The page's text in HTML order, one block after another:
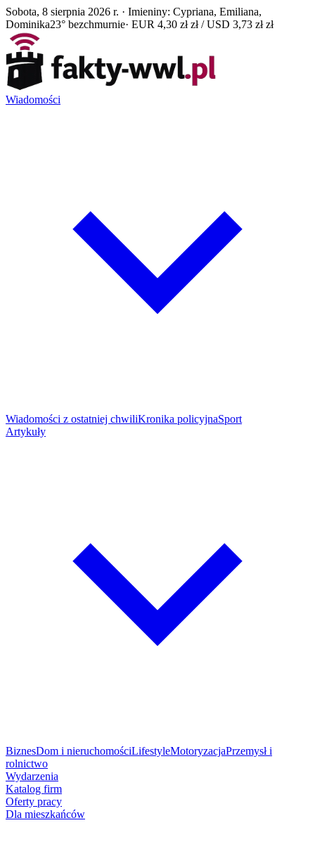
Sobota, 8 sierpnia 2026 r. · Imieniny: Cypriana, Emiliana,
Dominika23° bezchmurnie· EUR 4,30 zł zł / USD 3,73 zł zł
Wiadomości
Wiadomości z ostatniej chwiliKronika policyjnaSport
Artykuły
BiznesDom i nieruchomościLifestyleMotoryzacjaPrzemysł i
rolnictwo
Wydarzenia
Katalog firm
Oferty pracy
Dla mieszkańców